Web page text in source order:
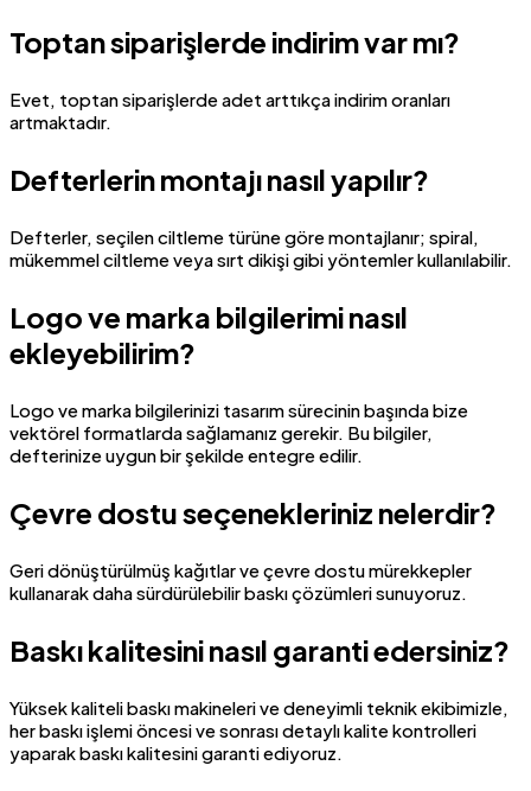
Toptan siparişlerde indirim var mı?
Evet, toptan siparişlerde adet arttıkça indirim oranları
artmaktadır.
Defterlerin montajı nasıl yapılır?
Defterler, seçilen ciltleme türüne göre montajlanır; spiral,
mükemmel ciltleme veya sırt dikişi gibi yöntemler kullanılabilir.
Logo ve marka bilgilerimi nasıl
ekleyebilirim?
Logo ve marka bilgilerinizi tasarım sürecinin başında bize
vektörel formatlarda sağlamanız gerekir. Bu bilgiler,
defterinize uygun bir şekilde entegre edilir.
Çevre dostu seçenekleriniz nelerdir?
Geri dönüştürülmüş kağıtlar ve çevre dostu mürekkepler
kullanarak daha sürdürülebilir baskı çözümleri sunuyoruz.
Baskı kalitesini nasıl garanti edersiniz?
Yüksek kaliteli baskı makineleri ve deneyimli teknik ekibimizle,
her baskı işlemi öncesi ve sonrası detaylı kalite kontrolleri
yaparak baskı kalitesini garanti ediyoruz.